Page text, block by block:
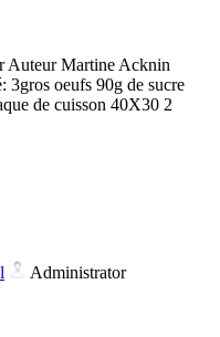
Auteur Martine Acknin
3gros oeufs 90g de sucre
de cuisson 40X30 2
Administrator